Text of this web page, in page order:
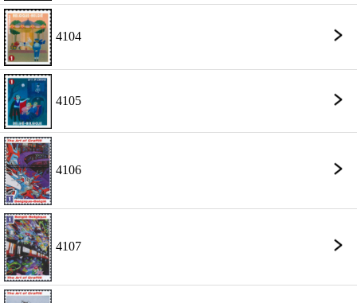
4104
4105
4106
4107